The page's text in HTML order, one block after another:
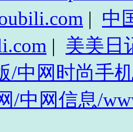
| 中
| 美美日
/中网时尚手
/中网信息/